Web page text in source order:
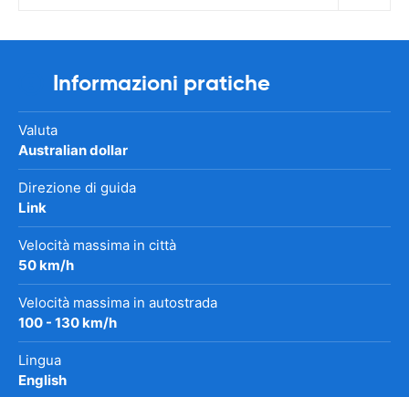
Informazioni pratiche
Valuta
Australian dollar
Direzione di guida
Link
Velocità massima in città
50 km/h
Velocità massima in autostrada
100 - 130 km/h
Lingua
English